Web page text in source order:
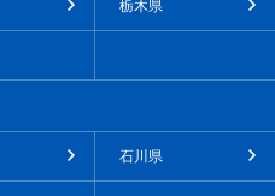
栃木県
石川県